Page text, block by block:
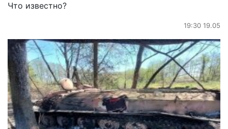
Что известно?
19:30 19.05